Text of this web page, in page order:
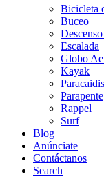
Bicicleta
Buceo
Escalada
Globo
Kayak
Parapente
Rappel
Surf
Blog
Anúnciate
Contáctanos
Search